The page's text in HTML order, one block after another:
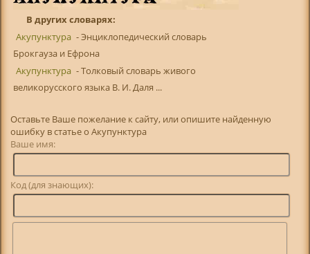
В других словарях:
Акупунктура - Энциклопедический словарь
Брокгауза и Ефрона
Акупунктура - Толковый словарь живого
великорусского языка В. И. Даля ...
Оставьте Ваше пожелание к сайту, или опишите найденную
ошибку в статье о Акупунктура
Ваше имя:
Код (для знающих):